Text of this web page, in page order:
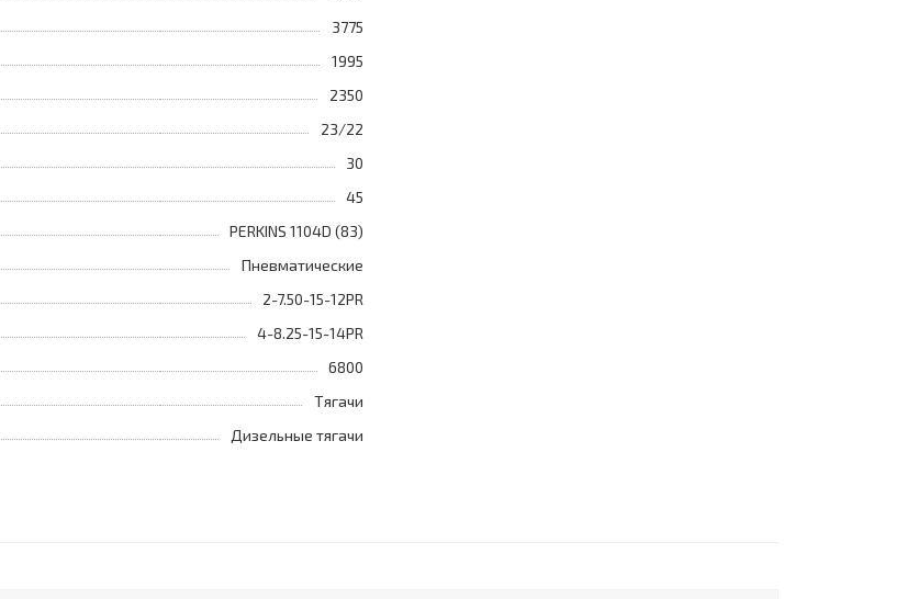
3775
1995
2350
23/22
30
45
PERKINS 1104D (83)
Пневматические
2-7.50-15-12PR
4-8.25-15-14PR
6800
Тягачи
Дизельные тягачи